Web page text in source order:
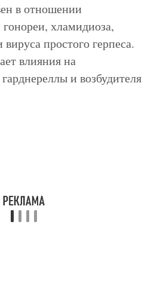
в отношении
гонореи, хламидиоза,
простого герпеса.
влияния на
и возбудителя